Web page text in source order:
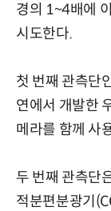
경의 1~4배에
시도한다.
첫 번째 관측단
연에서 개발한
메라를 함께 사
두 번째 관측단
적분편분광기